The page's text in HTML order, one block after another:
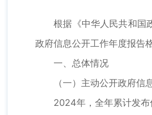
根据《中华人民共和国政
政府信息公开工作年度报告
一、总体情况
（一）主动公开政府信
2024年，全年累计发布信